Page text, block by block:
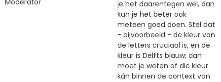
je het daarentegen wel, dan
kun je het beter ook
meteen goed doen. Stel dat
- bijvoorbeeld - de kleur van
de letters cruciaal is, en de
kleur is Delfts blauw; dan
moet je weten of die kleur
kán binnen de context van